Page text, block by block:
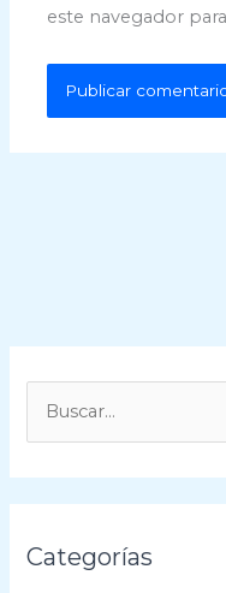
este navegador
c
r
Categorías